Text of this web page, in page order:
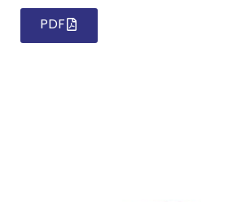
PDF